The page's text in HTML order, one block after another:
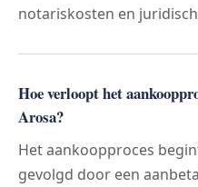
notariskosten en
Hoe verloopt het
Arosa?
Het aankoopproces
gevolgd door een